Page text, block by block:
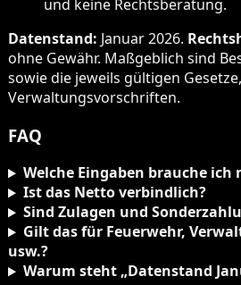
und keine Rechtsberatung.
Datenstand: Januar 2026.
ohne Gewähr. Maßgeblich sind
sowie die jeweils gültigen
Verwaltungsvorschriften.
FAQ
Welche Eingaben brauche ich
Ist das Netto verbindlich?
Sind Zulagen und
Gilt das für Feuerwehr,
usw.?
Warum steht „Datenstand